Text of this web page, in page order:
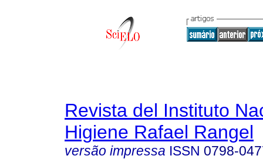
Revista del Instituto
Higiene Rafael Rangel
versão impressa ISSN 0798-